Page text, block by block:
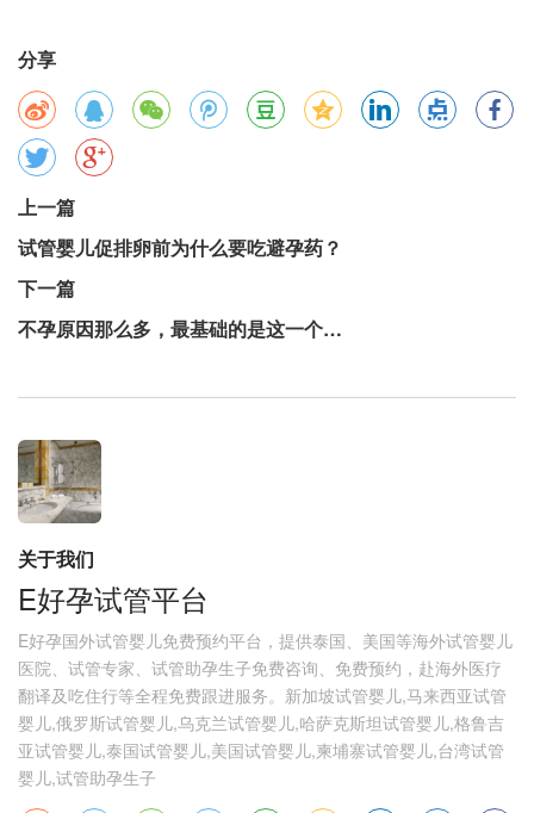
分享
上一篇
试管婴儿促排卵前为什么要吃避孕药？
下一篇
不孕原因那么多，最基础的是这一个…
关于我们
E好孕试管平台
E好孕国外试管婴儿免费预约平台，提供泰国、美国等海外试管婴儿
医院、试管专家、试管助孕生子免费咨询、免费预约，赴海外医疗
翻译及吃住行等全程免费跟进服务。新加坡试管婴儿,马来西亚试管
婴儿,俄罗斯试管婴儿,乌克兰试管婴儿,哈萨克斯坦试管婴儿,格鲁吉
亚试管婴儿,泰国试管婴儿,美国试管婴儿,柬埔寨试管婴儿,台湾试管
婴儿,试管助孕生子